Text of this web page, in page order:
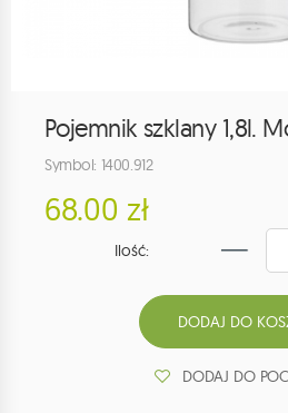
Pojemnik szklany 1,8l.
Symbol: 1400.912
68.00 zł
Ilość:
DODAJ DO